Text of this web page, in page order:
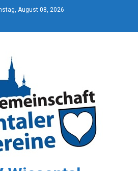
August 08, 2026